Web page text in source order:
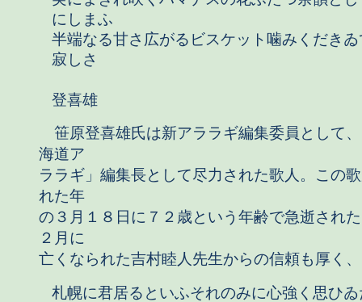
にしまふ
半端なる甘さ広がるビスケット噛みくだき
寂しさ
登喜雄
笹原登喜雄氏は新アララギ編集委員として
海道ア
ララギ」編集長として尽力された歌人。この
れた年
の３月１８日に７２歳という年齢で急逝され
２月に
亡くなられた吉村睦人先生からの信頼も厚く、
札幌に君居るといふそれのみに心強く思ひ